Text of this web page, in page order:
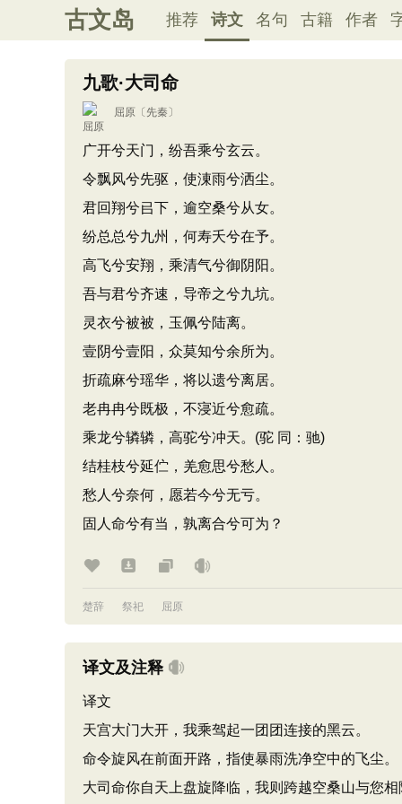
古文岛 推荐 诗文 名句 古籍 作者
九歌·大司命
屈原 〔先秦〕
广开兮天门，纷吾乘兮玄云。
令飘风兮先驱，使涷雨兮洒尘。
君回翔兮㠯下，逾空桑兮从女。
纷总总兮九州，何寿夭兮在予。
高飞兮安翔，乘清气兮御阴阳。
吾与君兮齐速，导帝之兮九坑。
灵衣兮被被，玉佩兮陆离。
壹阴兮壹阳，众莫知兮余所为。
折疏麻兮瑶华，将以遗兮离居。
老冉冉兮既极，不寖近兮愈疏。
乘龙兮辚辚，高驼兮冲天。(驼 同：驰)
结桂枝兮延伫，羌愈思兮愁人。
愁人兮奈何，愿若今兮无亏。
固人命兮有当，孰离合兮可为？
楚辞 祭祀 屈原
译文及注释
译文
天宫大门大开，我乘驾起一团团连接的黑云。
命令旋风在前面开路，指使暴雨洗净空中的飞尘。
大司命你自天上盘旋降临，我则跨越空桑山与您